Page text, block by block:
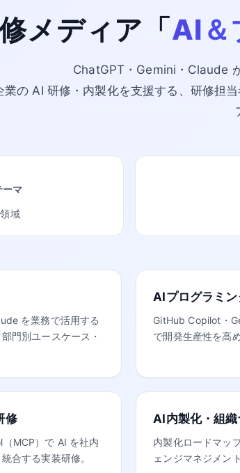
メディア「AI＆
ChatGPT・Gemini・Claude
業の AI 研修・内製化を支援する、研修担
ーマ
域
を業務で活用する
門別ユースケース・
AIプログラミ
GitHub Copilot・
で開発生産性を高
修
MCP）で AI を社内
合する実装研修。
AI内製化・組織
内製化ロードマッ
ェンジマネジメン